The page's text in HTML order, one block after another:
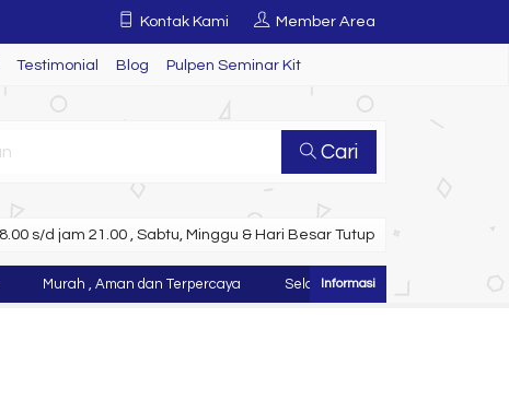
Kontak Kami Member Area
Testimonial Blog Pulpen Seminar Kit
Cari
s/d jam 21.00 , Sabtu, Minggu & Hari Besar Tutup
Murah , Aman dan Terpercaya Selamat Datang di Website Juragan